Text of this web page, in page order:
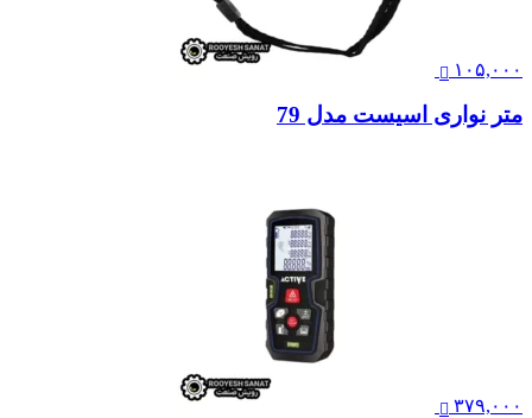
۱۰۵,۰۰۰
متر نواری اسیست مدل 79
۳۷۹,۰۰۰